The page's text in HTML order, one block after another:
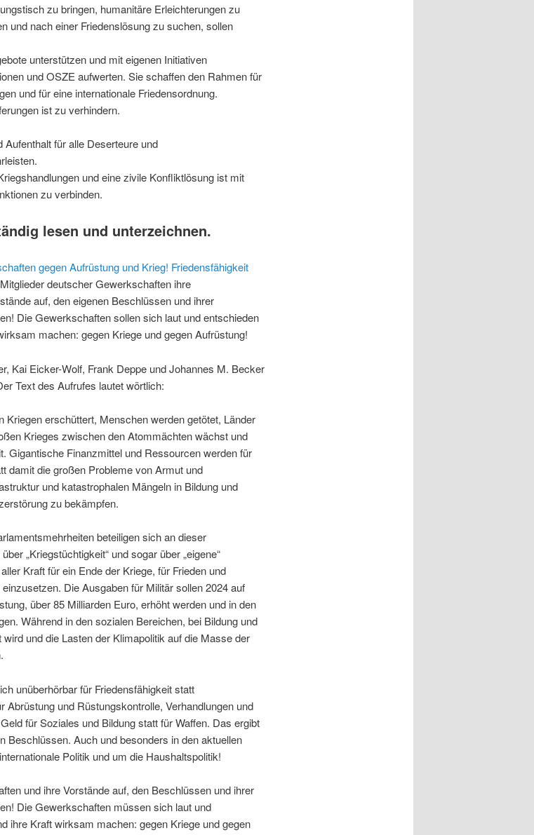
zu bringen, humanitäre Erleichterungen zu
und nach einer Friedenslösung zu suchen, sollen
unterstützen und mit eigenen Initiativen
und OSZE aufwerten. Sie schaffen den Rahmen für
und für eine internationale Friedensordnung.
ist zu verhindern.
Aufenthalt für alle Deserteure und
und eine zivile Konfliktlösung ist mit
zu verbinden.
lesen und unterzeichnen.
gegen Aufrüstung und Krieg! Friedensfähigkeit
deutscher Gewerkschaften ihre
auf, den eigenen Beschlüssen und ihrer
Die Gewerkschaften sollen sich laut und entschieden
machen: gegen Kriege und gegen Aufrüstung!
Kai Eicker-Wolf, Frank Deppe und Johannes M. Becker
Text des Aufrufes lautet wörtlich:
Kriegen erschüttert, Menschen werden getötet, Länder
Krieges zwischen den Atommächten wächst und
Gigantische Finanzmittel und Ressourcen werden für
damit die großen Probleme von Armut und
und katastrophalen Mängeln in Bildung und
zu bekämpfen.
beteiligen sich an dieser
„Kriegstüchtigkeit“ und sogar über „eigene“
Kraft für ein Ende der Kriege, für Frieden und
Die Ausgaben für Militär sollen 2024 auf
über 85 Milliarden Euro, erhöht werden und in den
Während in den sozialen Bereichen, bei Bildung und
und die Lasten der Klimapolitik auf die Masse der
unüberhörbar für Friedensfähigkeit statt
Abrüstung und Rüstungskontrolle, Verhandlungen und
für Soziales und Bildung statt für Waffen. Das ergibt
Beschlüssen. Auch und besonders in den aktuellen
Politik und um die Haushaltspolitik!
und ihre Vorstände auf, den Beschlüssen und ihrer
Die Gewerkschaften müssen sich laut und
ihre Kraft wirksam machen: gegen Kriege und gegen